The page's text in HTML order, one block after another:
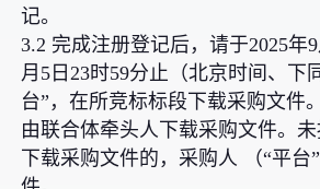
记。
3.2 完成注册登记后，请于2025年
月5日23时59分止（北京时间、下
台”，在所竞标标段下载采购文件
由联合体牵头人下载采购文件。
下载采购文件的，采购人 （“平台